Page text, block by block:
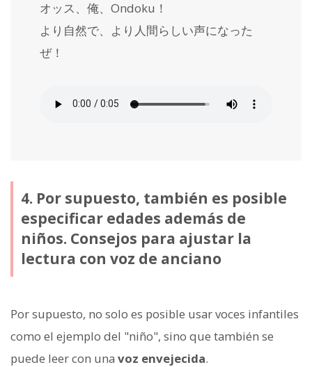
オッス、俺、Ondoku！
より自然で、より人間らしい声になった
ぜ！
4. Por supuesto, también es posible
especificar edades además de
niños. Consejos para ajustar la
lectura con voz de anciano
Por supuesto, no solo es posible usar voces infantiles
como el ejemplo del "niño", sino que también se
puede leer con una voz envejecida.